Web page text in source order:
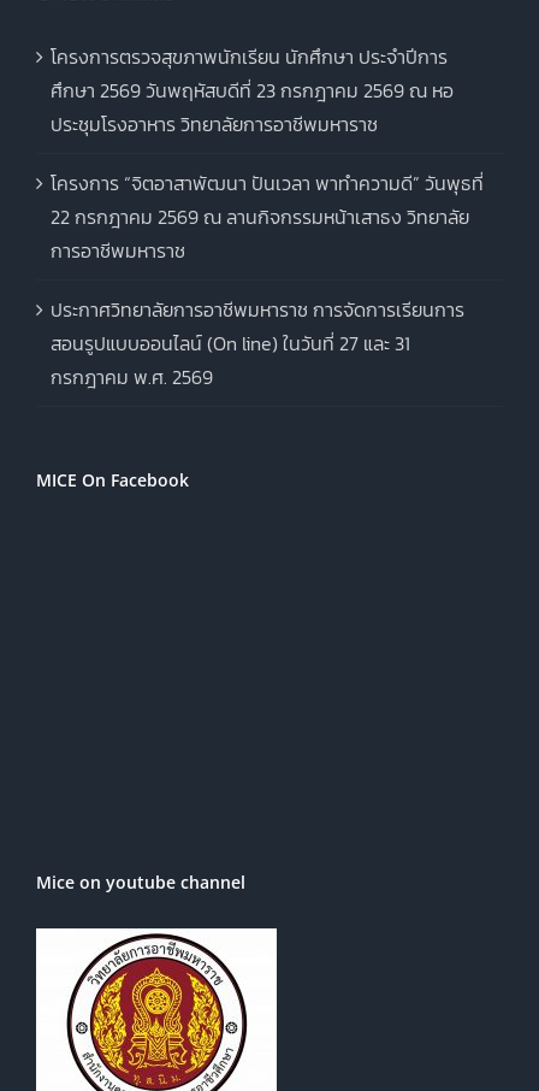
โครงการตรวจสุขภาพนักเรียน นักศึกษา ประจำปีการ
ศึกษา 2569 วันพฤหัสบดีที่ 23 กรกฎาคม 2569 ณ หอ
ประชุมโรงอาหาร วิทยาลัยการอาชีพมหาราช
โครงการ “จิตอาสาพัฒนา ปันเวลา พาทำความดี” วันพุธที่
22 กรกฎาคม 2569 ณ ลานกิจกรรมหน้าเสาธง วิทยาลัย
การอาชีพมหาราช
ประกาศวิทยาลัยการอาชีพมหาราช การจัดการเรียนการ
สอนรูปแบบออนไลน์ (On line) ในวันที่ 27 และ 31
กรกฎาคม พ.ศ. 2569
MICE On Facebook
Mice on youtube channel